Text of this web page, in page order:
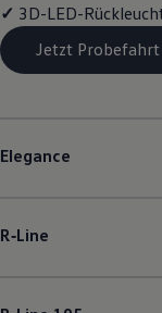
✓ 3D-LED-
Jetzt
Elegance
R‑Line